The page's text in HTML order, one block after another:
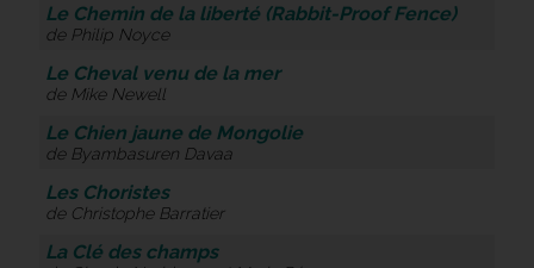
Le Chemin de la liberté (Rabbit-Proof Fence)
de Philip Noyce
Le Cheval venu de la mer
de Mike Newell
Le Chien jaune de Mongolie
de Byambasuren Davaa
Les Choristes
de Christophe Barratier
La Clé des champs